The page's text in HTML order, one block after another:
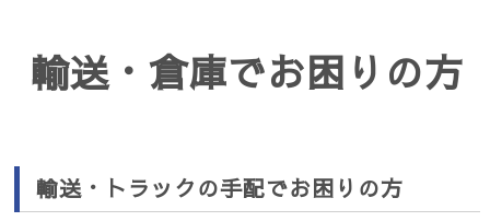
輸送・倉庫でお困りの方
輸送・トラックの手配でお困りの方